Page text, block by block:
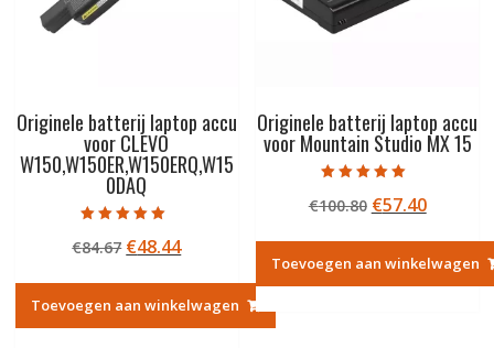
Originele batterij laptop accu
voor CLEVO
W150,W150ER,W150ERQ,W15
0DAQ
5.00
uit 5
€84.67 Oorspronkelijke
was:
€84.67.
€48.44Huidige
is:
€48.44.
Toevoegen aan winkelwagen
Originele batterij laptop accu
voor Mountain Studio MX 15
5.00
uit 5
€100.80
was:
€100.80.
€57.40Huidige
is:
€57.40.
Toevoegen aan winkelwagen